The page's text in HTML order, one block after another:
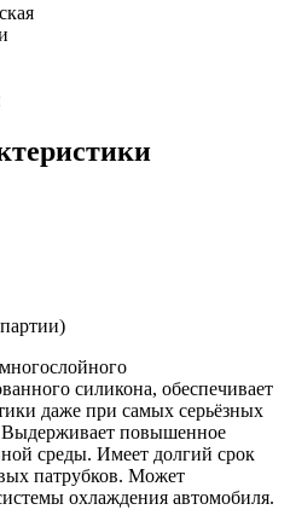
силикона, обеспечивает
даже при самых серьёзных
Выдерживает повышенное
среды. Имеет долгий срок
патрубков. Может
охлаждения автомобиля.